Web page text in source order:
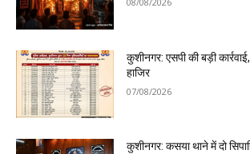
कुशीनगर: एसपी की बड़ी
हाजिर
07/08/2026
कुशीनगर: कसया थाने में दो